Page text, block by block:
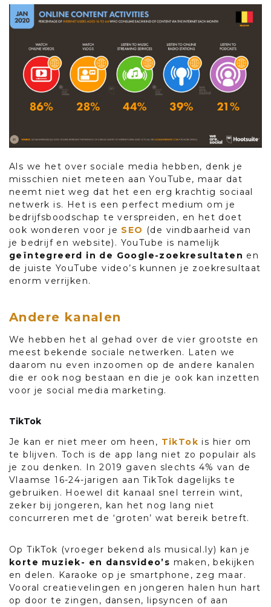
Als we het over sociale media hebben, denk je
misschien niet meteen aan YouTube, maar dat
neemt niet weg dat het een erg krachtig sociaal
netwerk is. Het is een perfect medium om je
bedrijfsboodschap te verspreiden, en het doet
ook wonderen voor je SEO (de vindbaarheid van
je bedrijf en website). YouTube is namelijk
geïntegreerd in de Google-zoekresultaten en
de juiste YouTube video’s kunnen je zoekresultaat
enorm verrijken.
Andere kanalen
We hebben het al gehad over de vier grootste en
meest bekende sociale netwerken. Laten we
daarom nu even inzoomen op de andere kanalen
die er ook nog bestaan en die je ook kan inzetten
voor je social media marketing.
TikTok
Je kan er niet meer om heen, TikTok is hier om
te blijven. Toch is de app lang niet zo populair als
je zou denken. In 2019 gaven slechts 4% van de
Vlaamse 16-24-jarigen aan TikTok dagelijks te
gebruiken. Hoewel dit kanaal snel terrein wint,
zeker bij jongeren, kan het nog lang niet
concurreren met de ‘groten’ wat bereik betreft.
Op TikTok (vroeger bekend als musical.ly) kan je
korte muziek- en dansvideo’s maken, bekijken
en delen. Karaoke op je smartphone, zeg maar.
Vooral creatievelingen en jongeren halen hun hart
op door te zingen, dansen, lipsyncen of aan